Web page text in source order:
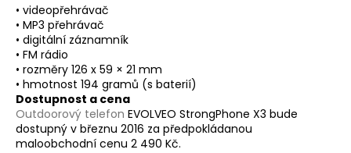
• videopřehrávač
• MP3 přehrávač
• digitální záznamník
• FM rádio
• rozměry 126 x 59 × 21 mm
• hmotnost 194 gramů (s baterií)
Dostupnost a cena
Outdoorový telefon EVOLVEO StrongPhone X3 bude
dostupný v březnu 2016 za předpokládanou
maloobchodní cenu 2 490 Kč.